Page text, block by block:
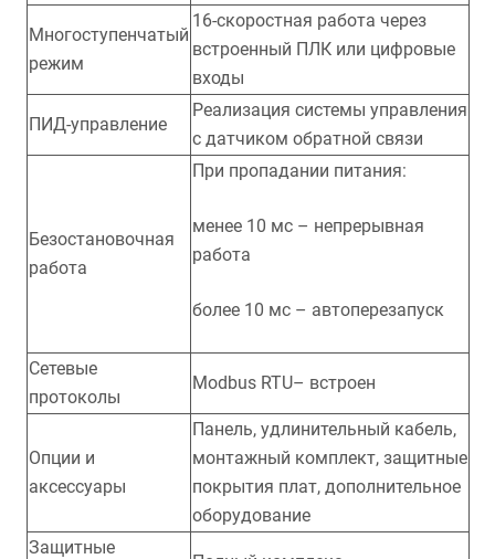
Многоступенчатый
режим
16-скоростная работа через
встроенный ПЛК или цифровые
входы
ПИД-управление
Реализация системы управления
с датчиком обратной связи
Безостановочная
работа
При пропадании питания:
менее 10 мс – непрерывная
работа
более 10 мс – автоперезапуск
Сетевые
протоколы
Modbus RTU– встроен
Опции и
аксессуары
Панель, удлинительный кабель,
монтажный комплект, защитные
покрытия плат, дополнительное
оборудование
Защитные